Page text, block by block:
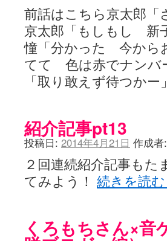
前話はこちら京太郎
京太郎「もしもし 新
憧「分かった 今から
てて 色は赤でナン
「取り敢えず待つか
紹介記事pt13
投稿日: 2014年4月21日 作成者:
２回連続紹介記事も
てみよう！ 続きを読む
くろもちさん×音